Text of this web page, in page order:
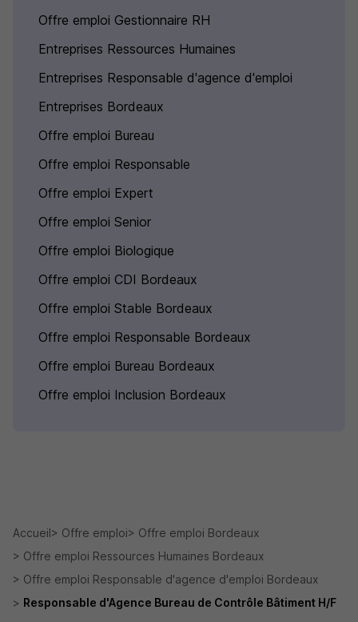
Offre emploi Gestionnaire RH
Entreprises Ressources Humaines
Entreprises Responsable d'agence d'emploi
Entreprises Bordeaux
Offre emploi Bureau
Offre emploi Responsable
Offre emploi Expert
Offre emploi Senior
Offre emploi Biologique
Offre emploi CDI Bordeaux
Offre emploi Stable Bordeaux
Offre emploi Responsable Bordeaux
Offre emploi Bureau Bordeaux
Offre emploi Inclusion Bordeaux
Accueil Offre emploi
Offre emploi Bordeaux
Offre emploi Ressources Humaines Bordeaux
Offre emploi Responsable d'agence d'emploi Bordeaux
Responsable d'Agence Bureau de Contrôle Bâtiment H/F